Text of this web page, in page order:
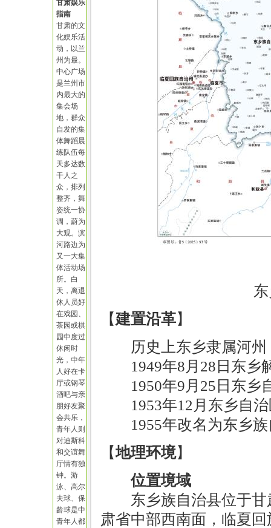
甘肃娱乐
指南
甘肃的文
化娱乐活
动，以兰
州为最。
中心广场
是兰州市
内最大的
集会场
地，群众
自发的集
体舞蹈晨
练队伍每
天多达数
干人之
众，排列
整齐，舞
姿统一协
调，蔚为
大观。滨
河路边为
又一大集
体活动场
所。白
天，离退
休人员好
在戏园、
茶园或棋
园中度过
休闲时
光，中年
人好在卡
厅或钢琴
酒吧与亲
朋好友聚
会共乐，
青年人则
对迪斯科
和交谊舞
厅情有独
钟。游
泳、高尔
夫球、保
龄球是中
青年人都
【 建置沿革】
历史上东乡隶属河
1949年8月28日东乡
1950年9月25日东乡
1953年12月东乡自
1955年改名为东乡
【地理环境】
位置境域
东乡族自治县位于
肃省中部西南面，临夏